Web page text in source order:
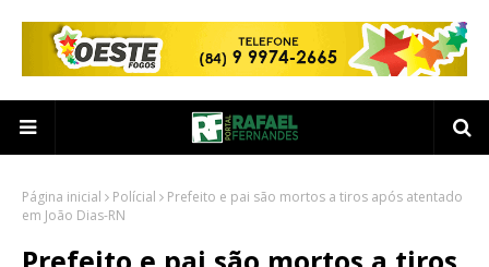
Página inicial Polícial
Prefeito e pai são mortos a tiros após atentado
em João Dias-RN